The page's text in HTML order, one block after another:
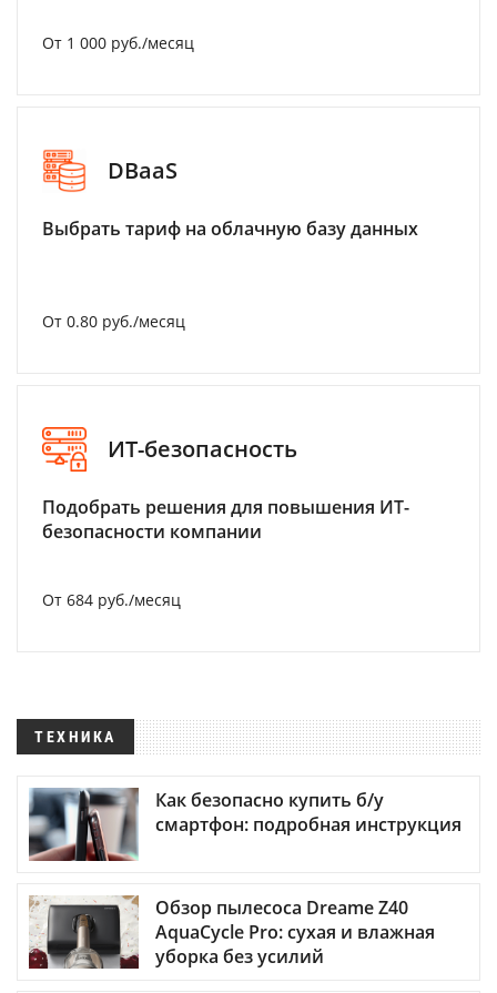
От 1 000 руб./месяц
DBaaS
Выбрать тариф на облачную базу данных
От 0.80 руб./месяц
ИТ-безопасность
Подобрать решения для повышения ИТ-
безопасности компании
От 684 руб./месяц
ТЕХНИКА
Как безопасно купить б/у
смартфон: подробная инструкция
Обзор пылесоса Dreame Z40
AquaCycle Pro: сухая и влажная
уборка без усилий